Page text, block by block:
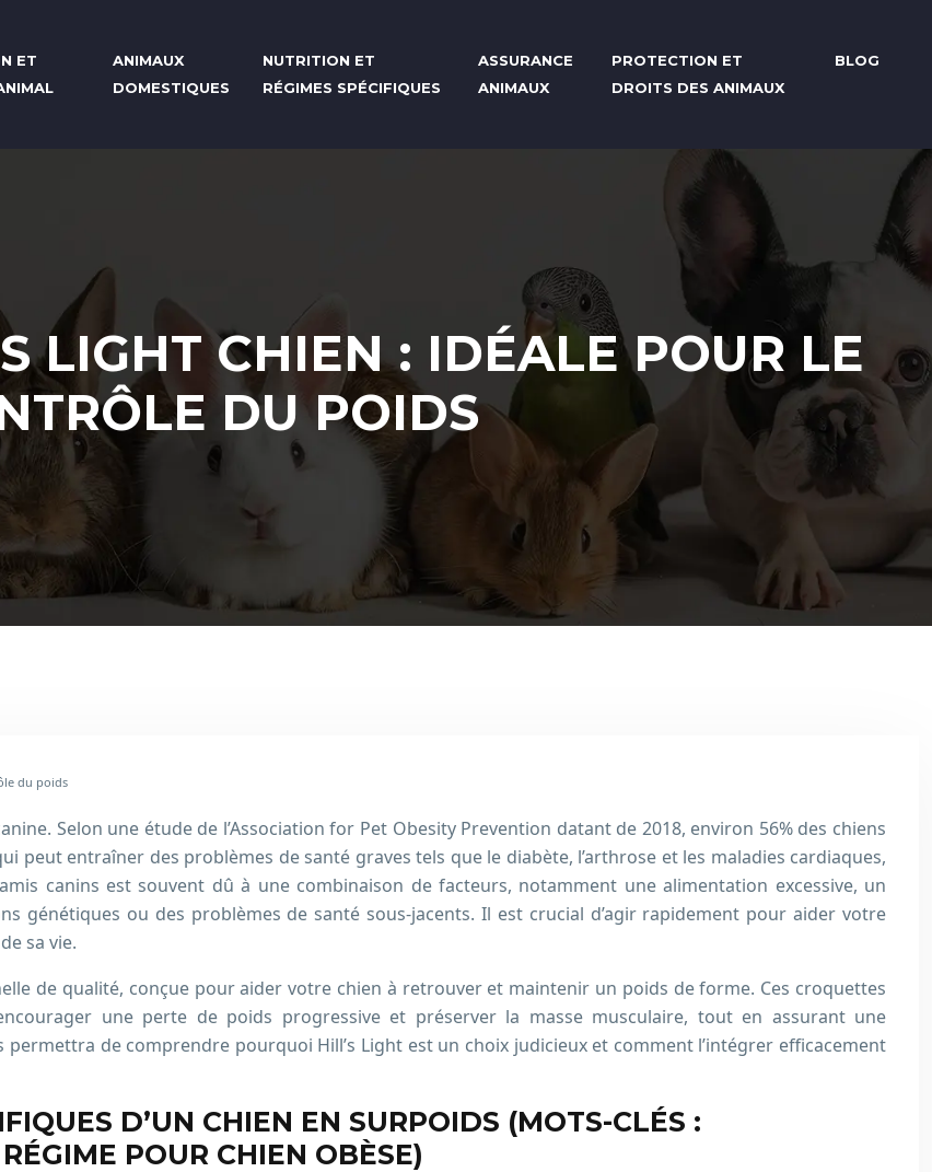
ET
ANIMAUX
DOMESTIQUES
NUTRITION ET
RÉGIMES SPÉCIFIQUES
ASSURANCE
ANIMAUX
PROTECTION ET
DROITS DES ANIMAUX
BLOG
LIGHT CHIEN : IDÉALE POUR LE
DU POIDS
du poids
Selon une étude de l’Association for Pet Obesity Prevention datant de 2018, environ 56% des chiens
peut entraîner des problèmes de santé graves tels que le diabète, l’arthrose et les maladies cardiaques,
canins est souvent dû à une combinaison de facteurs, notamment une alimentation excessive, un
génétiques ou des problèmes de santé sous-jacents. Il est crucial d’agir rapidement pour aider votre
sa vie.
de qualité, conçue pour aider votre chien à retrouver et maintenir un poids de forme. Ces croquettes
une perte de poids progressive et préserver la masse musculaire, tout en assurant une
de comprendre pourquoi Hill’s Light est un choix judicieux et comment l’intégrer efficacement
D’UN CHIEN EN SURPOIDS (MOTS-CLÉS :
POUR CHIEN OBÈSE)